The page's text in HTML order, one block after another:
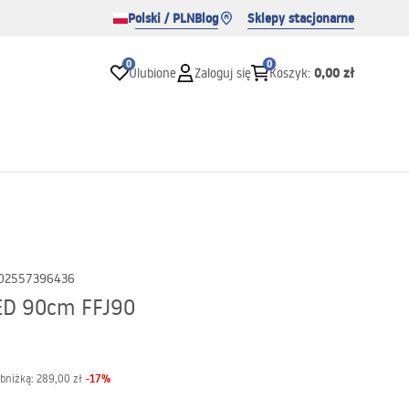
Polski / PLNBlog Sklepy stacjonarne
0
Ulubione Zaloguj się
0
Koszyk: 0,00 zł
90cm FFJ90
289,00 zł -17%